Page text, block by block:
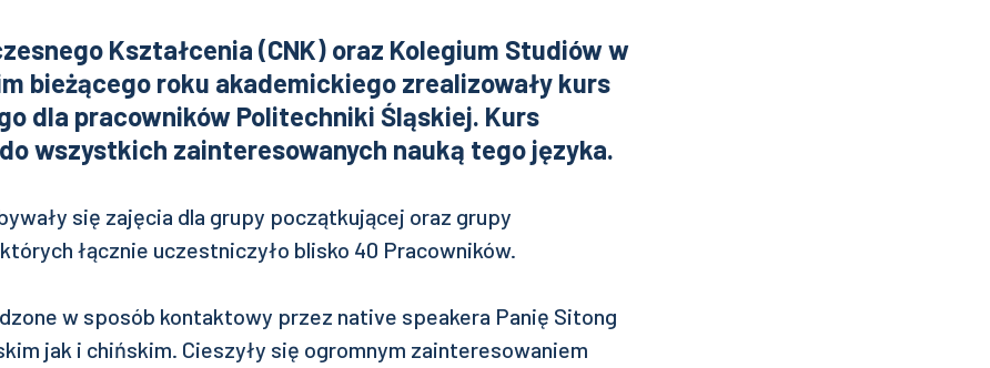
Kształcenia (CNK) oraz Kolegium Studiów w
bieżącego roku akademickiego zrealizowały kurs
dla pracowników Politechniki Śląskiej. Kurs
wszystkich zainteresowanych nauką tego języka.
się zajęcia dla grupy początkującej oraz grupy
łącznie uczestniczyło blisko 40 Pracowników.
w sposób kontaktowy przez native speakera Panię Sitong
jak i chińskim. Cieszyły się ogromnym zainteresowaniem